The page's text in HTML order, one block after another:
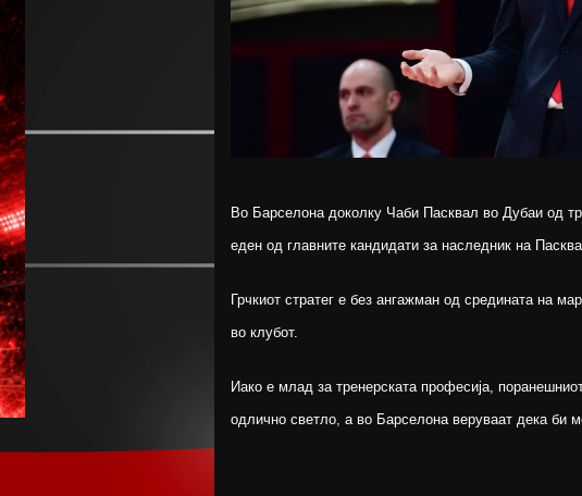
Во Барселона доколку Чаби Пасквал во Дубаи од
еден од главните кандидати за наследник на
Грчкиот стратег е без ангажман од средината на
во клубот.
Иако е млад за тренерската професија,
одлично светло, а во Барселона веруваат дека би